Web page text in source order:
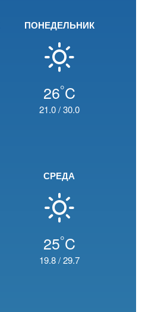
ПОНЕДЕЛЬНИК
26°C
21.0/30.0
СРЕДА
25°C
19.8/29.7